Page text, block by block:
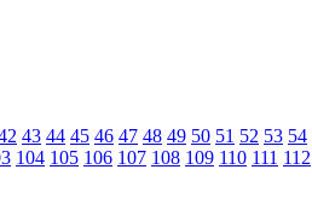
43 44 45 46 47 48 49 50 51 52 53 54
104 105 106 107 108 109 110 111 112